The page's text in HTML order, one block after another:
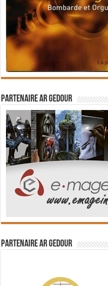
Partenaire Ar Gedour
Partenaire Ar Gedour